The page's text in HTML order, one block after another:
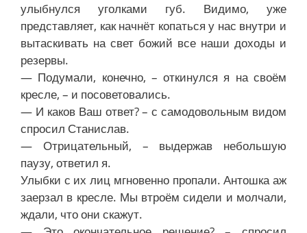
улыбнулся уголками губ. Видимо, уже
представляет, как начнёт копаться у нас внутри и
вытаскивать на свет божий все наши доходы и
резервы.
— Подумали, конечно, – откинулся я на своём
кресле, – и посоветовались.
— И каков Ваш ответ? – с самодовольным видом
спросил Станислав.
— Отрицательный, – выдержав небольшую
паузу, ответил я.
Улыбки с их лиц мгновенно пропали. Антошка аж
заерзал в кресле. Мы втроём сидели и молчали,
ждали, что они скажут.